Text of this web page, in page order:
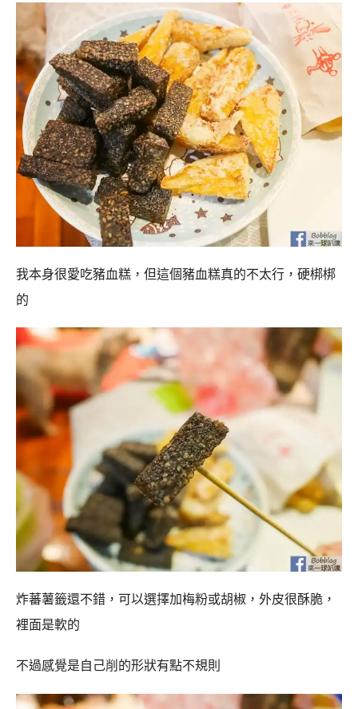
我本身很愛吃豬血糕，但這個豬血糕真的不太行，硬梆梆
的
炸蕃薯籤還不錯，可以選擇加梅粉或胡椒，外皮很酥脆，
裡面是軟的
不過感覺是自己削的形狀有點不規則